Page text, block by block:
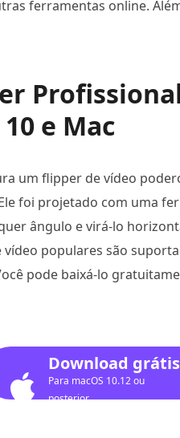
ferramentas online.
e Mac
um flipper de vídeo
foi projetado com uma
ângulo e virá-lo
populares são
pode baixá-lo
Download grátis
Para macOS 10.12 ou
posterior